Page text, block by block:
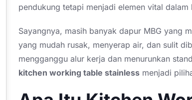
pendukung tetapi menjadi elemen vital
Sayangnya, masih banyak dapur MBG yang
yang mudah rusak, menyerap air, dan sulit
mengganggu alur kerja dan menurunkan
kitchen working table stainless menjadi